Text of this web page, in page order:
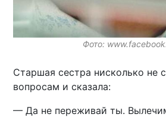
Фото:
Старшая сестра нисколько не
вопросам и сказала:
— Да не переживай ты.